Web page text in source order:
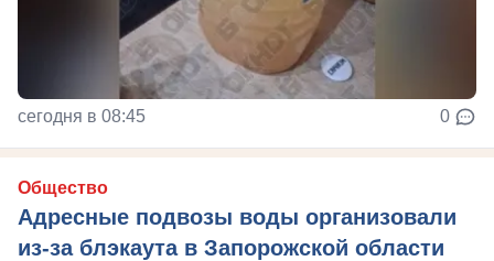
сегодня в 08:45 0
Общество
Адресные подвозы воды организовали
из-за блэкаута в Запорожской области